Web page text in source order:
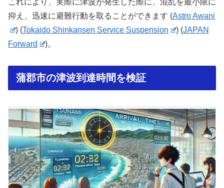
これにより、実際に津波が発生した際に、混乱を最小限に
抑え、迅速に避難行動を取ることができます​ (Astro Awani
)(Tokaido Shinkansen Service Suspension )(JAPAN
Forward
)。
蒲郡市の津波到達時間を検証